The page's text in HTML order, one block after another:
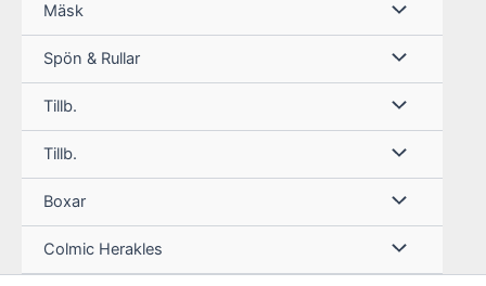
Mäsk
Spön & Rullar
Tillb.
Tillb.
Boxar
Colmic Herakles